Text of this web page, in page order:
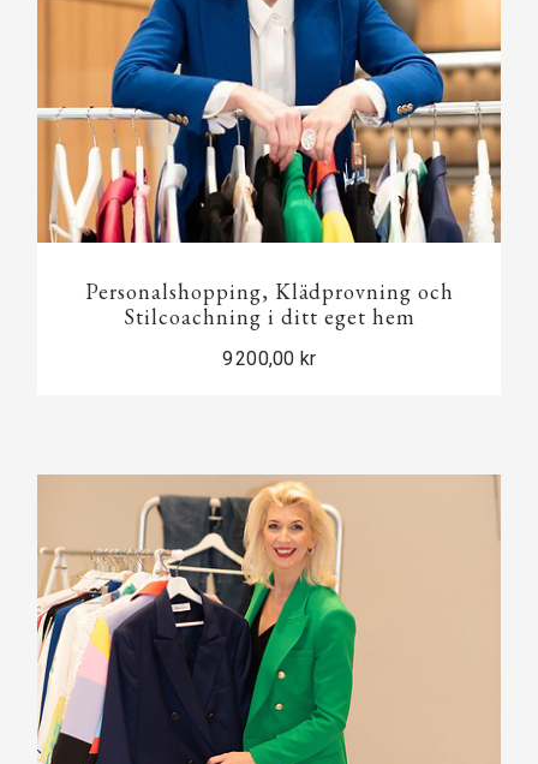
Personalshopping, Klädprovning och
Stilcoachning i ditt eget hem
9 200,00 kr